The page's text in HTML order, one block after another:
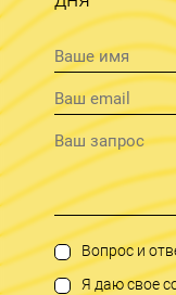
Вопрос и
Я даю свое